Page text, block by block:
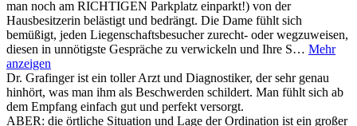
man noch am RICHTIGEN Parkplatz einparkt!) von der
Hausbesitzerin belästigt und bedrängt. Die Dame fühlt sich
bemüßigt, jeden Liegenschaftsbesucher zurecht- oder wegzuweisen,
diesen in unnötigste Gespräche zu verwickeln und Ihre S… Mehr
anzeigen
Dr. Grafinger ist ein toller Arzt und Diagnostiker, der sehr genau
hinhört, was man ihm als Beschwerden schildert. Man fühlt sich ab
dem Empfang einfach gut und perfekt versorgt.
ABER: die örtliche Situation und Lage der Ordination ist ein großer